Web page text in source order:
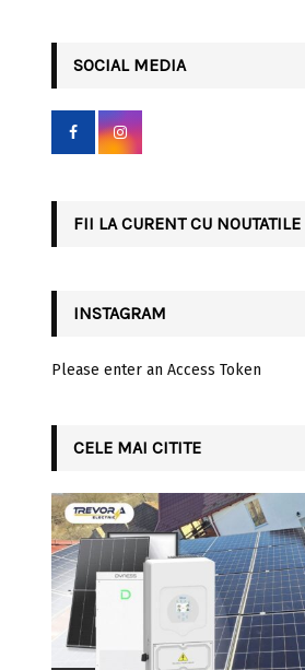
r
SOCIAL MEDIA
FII LA CURENT CU NOUTATILE
INSTAGRAM
Please enter an Access Token
CELE MAI CITITE